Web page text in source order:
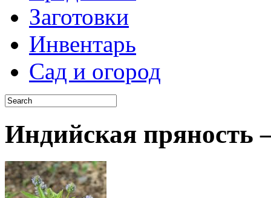
Заготовки
Инвентарь
Сад и огород
Индийская пряность